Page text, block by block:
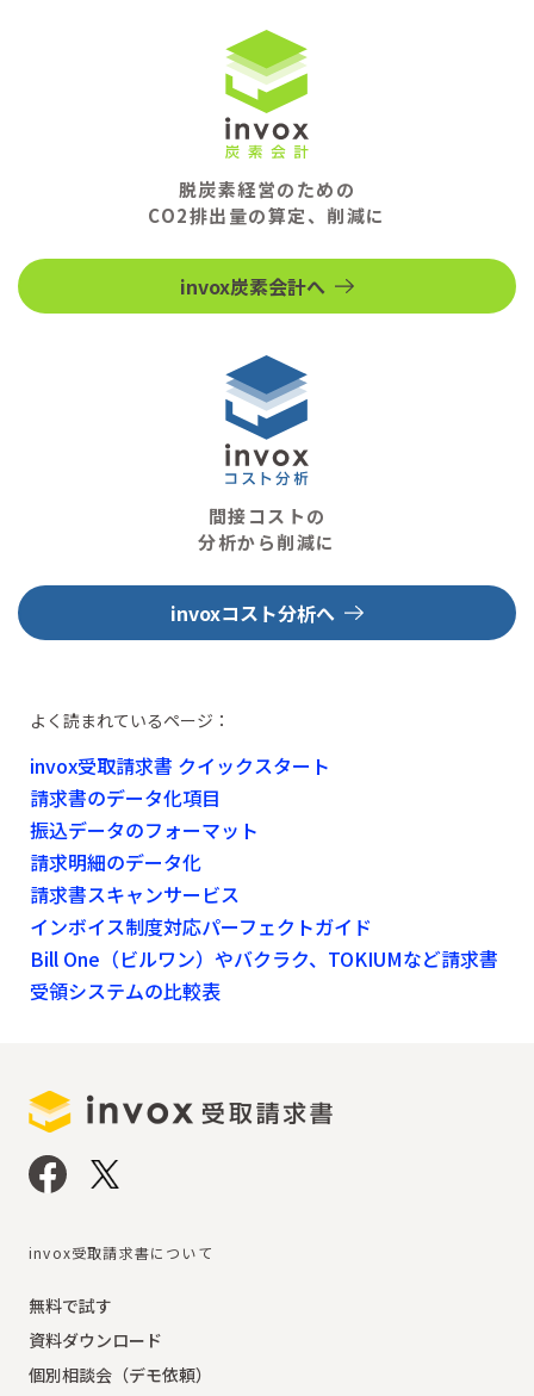
脱炭素経営のための
CO2排出量の算定、削減に
invox炭素会計へ
間接コストの
分析から削減に
invoxコスト分析へ
よく読まれているページ：
invox受取請求書 クイックスタート
請求書のデータ化項目
振込データのフォーマット
請求明細のデータ化
請求書スキャンサービス
インボイス制度対応パーフェクトガイド
Bill One（ビルワン）やバクラク、TOKIUMなど請求書
受領システムの比較表
invox受取請求書について
無料で試す
資料ダウンロード
個別相談会（デモ依頼）